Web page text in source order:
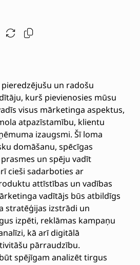
un radošu
kurš pievienosies mūsu
visus mārketinga aspektus,
atpazīstamību, klientu
izaugsmi. Šī loma
domāšanu, spēcīgas
un spēju vadīt
cieši sadarboties ar
attīstības un vadības
vadītājs būs atbildīgs
stratēģijas izstrādi un
izpēti, reklāmas kampaņu
kā arī digitālā
pārraudzību.
spējīgam analizēt tirgus